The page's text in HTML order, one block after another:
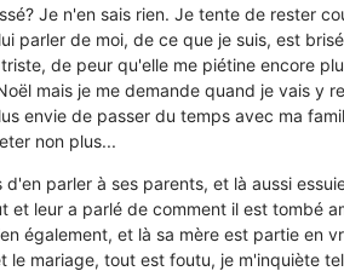
Je n'en sais rien. Je tente de rester
parler de moi, de ce que je suis, est
de peur qu'elle me piétine encore
mais je me demande quand je vais y
envie de passer du temps avec ma
non plus...
parler à ses parents, et là aussi
et leur a parlé de comment il est tombé
également, et là sa mère est partie en
mariage, tout est foutu, je m'inquiète